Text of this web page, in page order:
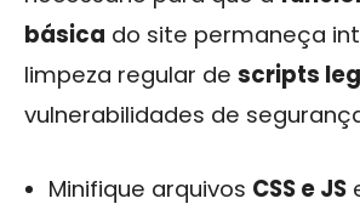
básica do site permaneça
limpeza regular de scripts
vulnerabilidades de
Minifique arquivos CSS e JS